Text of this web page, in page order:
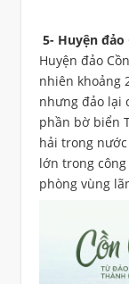
5- Huyện đảo
Huyện đảo
nhiên khoảng
nhưng đảo lại
phần bờ biển
hải trong
lớn trong
phòng vùng